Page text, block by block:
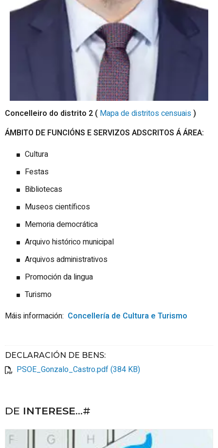
Concelleiro do distrito 2 ( Mapa de distritos censuais)
ÁMBITO DE FUNCIÓNS E SERVIZOS ADSCRITOS Á ÁREA:
Cultura
Festas
Bibliotecas
Museos científicos
Memoriademocrática
Arquivo históricomunicipal
Arquivos administrativos
Promoción da lingua
Turismo
Máis información: Concellería de Cultura e Turismo
DECLARACIÓN DE BENS:
PSOE_Gonzalo_Castro.pdf (384 KB)
DE INTERESE...#